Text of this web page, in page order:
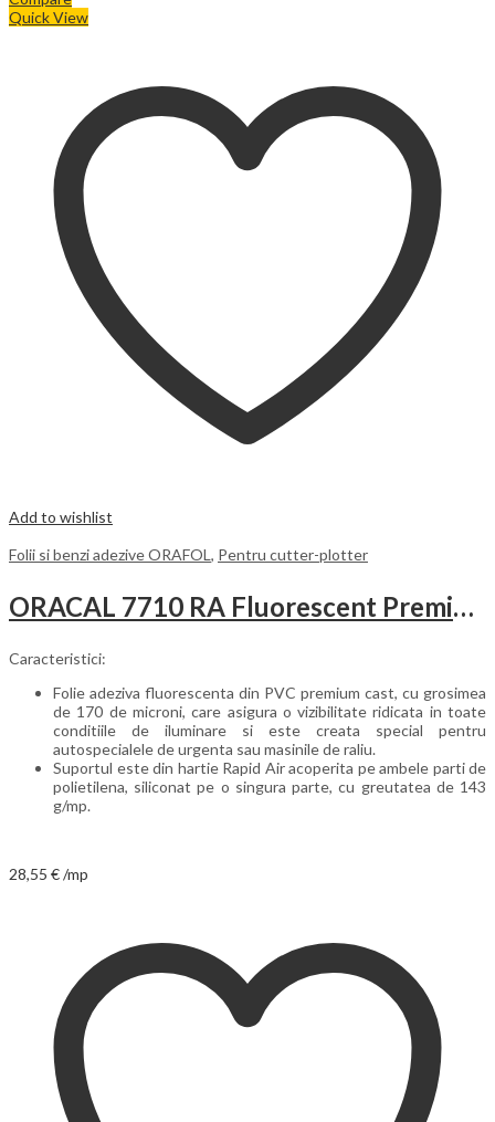
Quick View
Add to wishlist
Folii si benzi adezive ORAFOL , Pentru cutter-plotter
ORACAL 7710 RA Fluorescent Premium Cast
Caracteristici:
Folie adeziva fluorescenta din PVC premium cast, cu grosimea
de 170 de microni, care asigura o vizibilitate ridicata in toate
conditiile de iluminare si este creata special pentru
autospecialele de urgenta sau masinile de raliu.
Suportul este din hartie Rapid Air acoperita pe ambele parti de
polietilena, siliconat pe o singura parte, cu greutatea de 143
g/mp.
28,55 €/mp